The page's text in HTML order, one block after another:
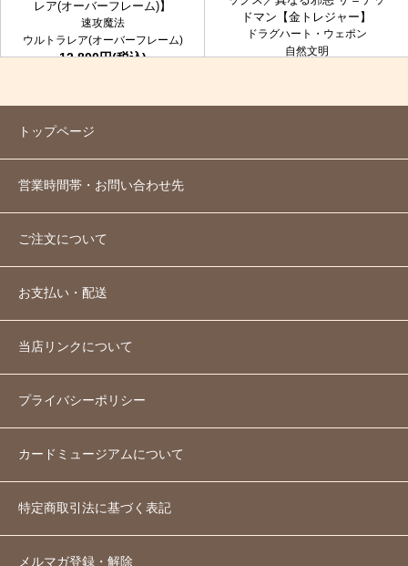
レア(オーバーフレーム)】
速攻魔法
ウルトラレア(オーバーフレーム)
12,800円(税込)
ドマン【金トレジャー】
ドラグハート・ウェポン
自然文明
トップページ
営業時間帯・お問い合わせ先
ご注文について
お支払い・配送
当店リンクについて
プライバシーポリシー
カードミュージアムについて
特定商取引法に基づく表記
メルマガ登録・解除